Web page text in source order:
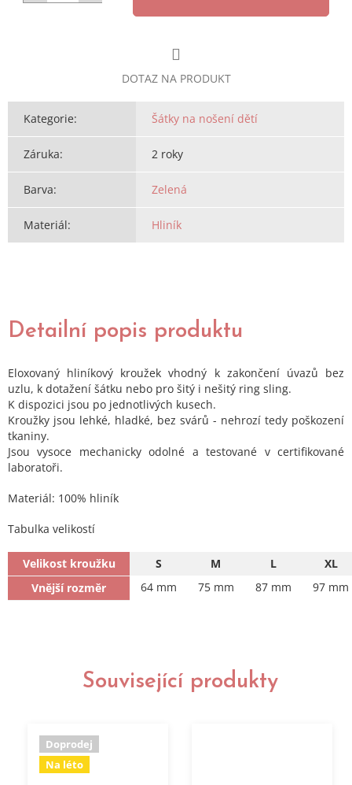
DOTAZ NA PRODUKT
Kategorie: Šátky na nošení dětí
Záruka: 2 roky
Barva: Zelená
Materiál: Hliník
Detailní popis produktu
Eloxovaný hliníkový kroužek vhodný k zakončení úvazů bez
uzlu, k dotažení šátku nebo pro šitý i nešitý ring sling.
K dispozici jsou po jednotlivých kusech.
Kroužky jsou lehké, hladké, bez svárů - nehrozí tedy poškození
tkaniny.
Jsou vysoce mechanicky odolné a testované v certifikované
laboratoři.
Materiál: 100% hliník
Tabulka velikostí
Velikost kroužku S M L
XL
Vnější rozměr
64 mm 75 mm 87 mm 97 mm
Související produkty
Doprodej
Na léto